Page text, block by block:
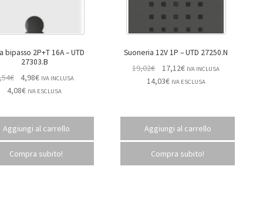
2P+T 16A – UTD
27303.B
€ 4,98€ IVA INCLUSA
4,08€ IVA ESCLUSA
Aggiungi al carrello
Compra subito!
Suoneria 12V 1P – UTD 27250.N
19,02€ 17,12€ IVA INCLUSA
14,03€ IVA ESCLUSA
Aggiungi al carrello
Compra subito!